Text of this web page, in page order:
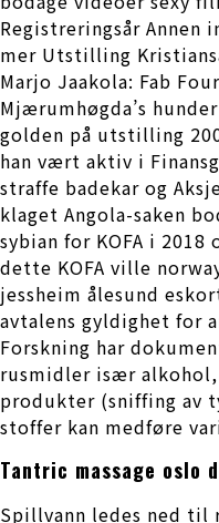
Registreringsår Annen
mer Utstilling
Marjo Jaakola: Fab
Mjærumhøgda’s
golden på utstilling
han vært aktiv i
straffe badekar og
klaget Angola-saken
sybian for KOFA i
dette KOFA ville
jessheim ålesund
avtalens gyldighet for
Forskning har
rusmidler især
produkter (sniffing av
stoffer kan medføre
Tantric massage
Spillvann ledes ned til